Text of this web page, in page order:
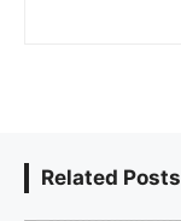
Related Posts